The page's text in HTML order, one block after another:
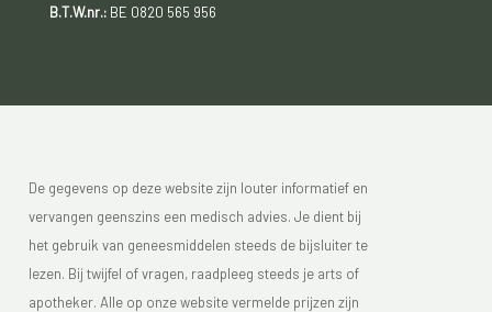
B.T.W.nr.:BE 0820 565 956
De gegevens op deze website zijn louter informatief en
vervangen geenszins een medisch advies. Je dient bij
het gebruik van geneesmiddelen steeds de bijsluiter te
lezen. Bij twijfel of vragen, raadpleeg steeds je arts of
apotheker. Alle op onze website vermelde prijzen zijn